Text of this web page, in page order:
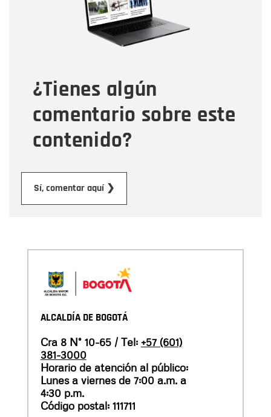
¿Tienes algún
comentario sobre este
contenido?
Sí, comentar aquí ❯
Tipo de comentario
Mensaje
ALCALDÍA DE BOGOTÁ
Cra 8 N° 10-65 / Tel: +57 (601)
381-3000
Horario de atención al público:
Lunes a viernes de 7:00 a.m. a
4:30 p.m.
Código postal: 111711